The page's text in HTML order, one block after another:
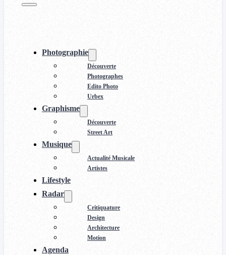
Photographie
Découverte
Photographes
Edito Photo
Urbex
Graphisme
Découverte
Street Art
Musique
Actualité Musicale
Artistes
Lifestyle
Radar
Critiquature
Design
Architecture
Motion
Agenda